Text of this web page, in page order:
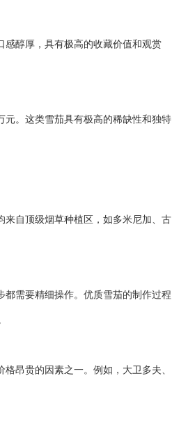
感醇厚，具有极高的收藏价值和观赏
元。这类雪茄具有极高的稀缺性和独特
来自顶级烟草种植区，如多米尼加、古
需要精细操作。优质雪茄的制作过程
昂贵的因素之一。例如，大卫多夫、